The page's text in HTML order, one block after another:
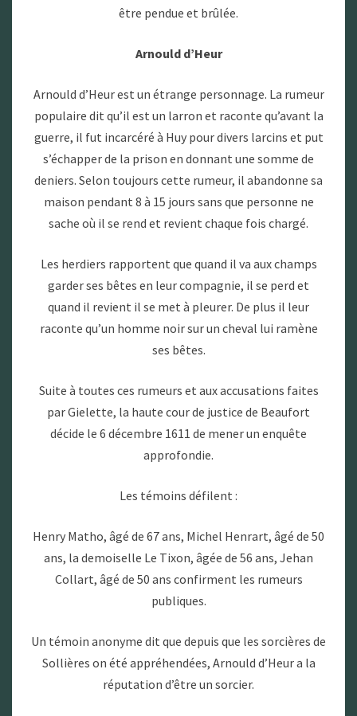
être pendue et brûlée.
Arnould d’Heur
Arnould d’Heur est un étrange personnage. La rumeur
populaire dit qu’il est un larron et raconte qu’avant la
guerre, il fut incarcéré à Huy pour divers larcins et put
s’échapper de la prison en donnant une somme de
deniers. Selon toujours cette rumeur, il abandonne sa
maison pendant 8 à 15 jours sans que personne ne
sache où il se rend et revient chaque fois chargé.
Les herdiers rapportent que quand il va aux champs
garder ses bêtes en leur compagnie, il se perd et
quand il revient il se met à pleurer. De plus il leur
raconte qu’un homme noir sur un cheval lui ramène
ses bêtes.
Suite à toutes ces rumeurs et aux accusations faites
par Gielette, la haute cour de justice de Beaufort
décide le 6 décembre 1611 de mener un enquête
approfondie.
Les témoins défilent :
Henry Matho, âgé de 67 ans, Michel Henrart, âgé de 50
ans, la demoiselle Le Tixon, âgée de 56 ans, Jehan
Collart, âgé de 50 ans confirment les rumeurs
publiques.
Un témoin anonyme dit que depuis que les sorcières de
Sollières on été appréhendées, Arnould d’Heur a la
réputation d’être un sorcier.